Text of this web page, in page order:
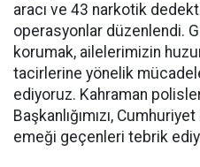
aracı ve 43 narkotik
operasyonlar düzenlendi.
korumak, ailelerimizin
tacirlerine yönelik
ediyoruz. Kahraman
Başkanlığımızı, Cumhuriyet
emeği geçenleri tebrik